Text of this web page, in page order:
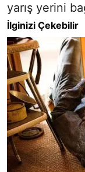
yarış yerini